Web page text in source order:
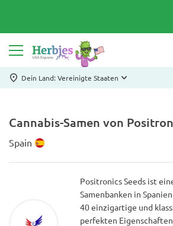
Dein Land: Vereinigte Staaten
Cannabis-Samen von
Spain
Positronics Seeds ist
Samenbanken in
40 einzigartige und
perfekten